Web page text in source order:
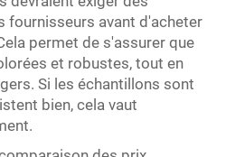
fournisseurs avant d'acheter
permet de s'assurer que
et robustes, tout en
Si les échantillons sont
bien, cela vaut